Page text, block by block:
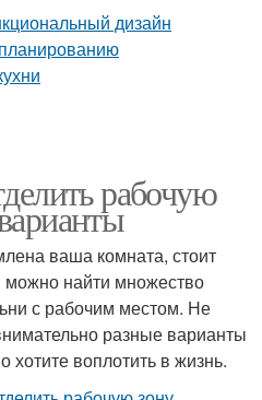
рабочую
ваша комната, стоит
можно найти множество
с рабочим местом. Не
разные варианты
хотите воплотить в жизнь.